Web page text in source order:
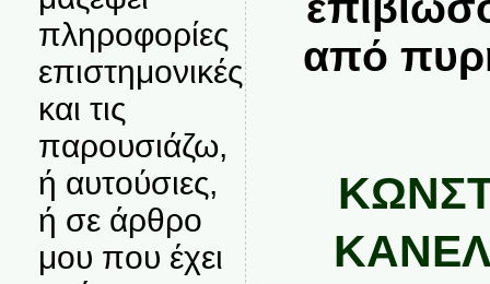
πληροφορίες
επιστημονικές
και τις
παρουσιάζω,
ή αυτούσιες,
ή σε άρθρο
μου που έχει
από